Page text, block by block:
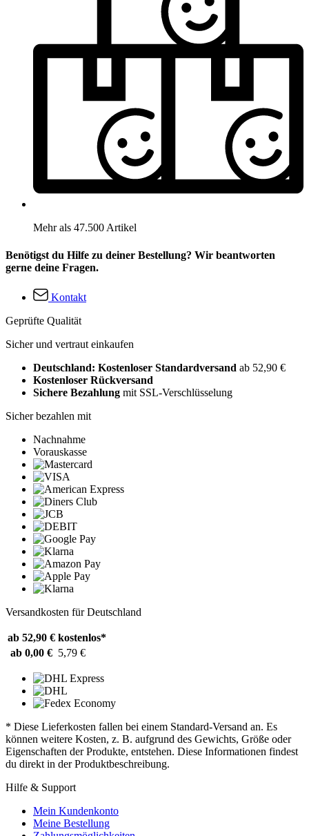
Mehr als 47.500 Artikel
Benötigst du Hilfe zu deiner Bestellung? Wir beantworten
gerne deine Fragen.
Kontakt
Geprüfte Qualität
Sicher und vertraut einkaufen
Deutschland: Kostenloser Standardversand ab 52,90 €
Kostenloser Rückversand
Sichere Bezahlung mit SSL-Verschlüsselung
Sicher bezahlen mit
Nachnahme
Vorauskasse
Versandkosten für Deutschland
ab 52,90 € kostenlos*
ab 0,00 € 5,79 €
* Diese Lieferkosten fallen bei einem Standard-Versand an. Es
können weitere Kosten, z. B. aufgrund des Gewichts, Größe oder
Eigenschaften der Produkte, entstehen. Diese Informationen findest
du direkt in der Produktbeschreibung.
Hilfe & Support
Mein Kundenkonto
Meine Bestellung